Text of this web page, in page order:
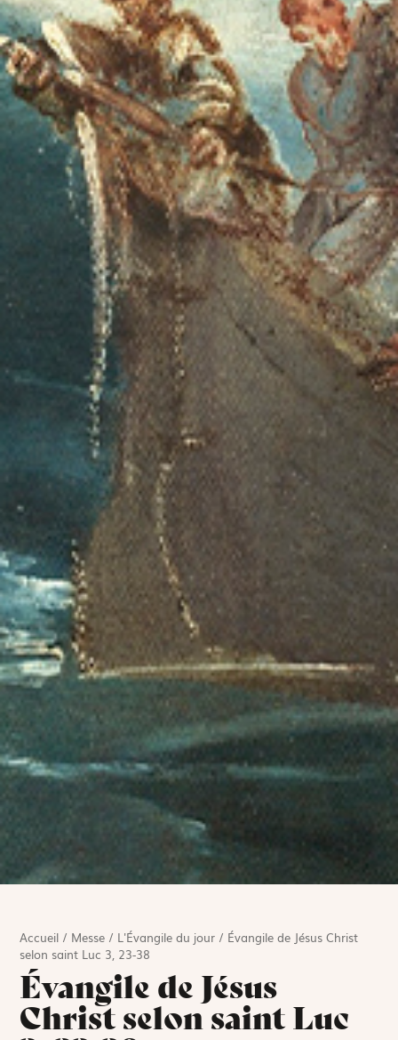
Accueil / Messe / L'Évangile du jour / Évangile de Jésus Christ
selon saint Luc 3, 23-38
Évangile de Jésus
Christ selon saint Luc